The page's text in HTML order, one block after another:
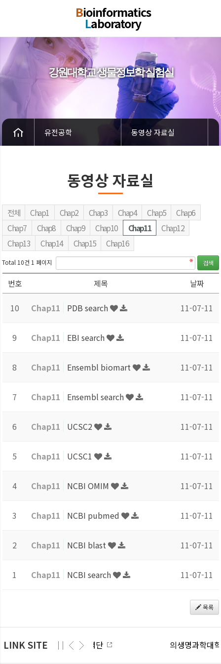
Bioinformatics
Laboratory
강원대학교 생물정보학 실험실
유전공학 동영상 자료실
동영상 자료실
전체 Chap1 Chap2 Chap3 Chap4 Chap5
Chap6
Chap7
Chap8 Chap9 Chap10 Chap11
Chap12
Chap13
Chap14 Chap15 Chap16
Total 10건 1 페이지
번호 제목 날짜
10 Chap11 PDB search 11-07-11
9 Chap11 EBI search 11-07-11
8 Chap11 Ensembl biomart 11-07-11
7 Chap11 Ensembl search 11-07-11
6 Chap11 UCSC2 11-07-11
5 Chap11 UCSC1 11-07-11
4 Chap11 NCBI OMIM 11-07-11
3 Chap11 NCBI pubmed 11-07-11
2 Chap11 NCBI blast 11-07-11
1 Chap11 NCBI search 11-07-11
목록
LINK SITE산학협력단 의생명과학대학